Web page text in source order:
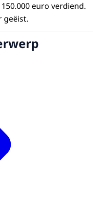
euro verdiend.
geëist.